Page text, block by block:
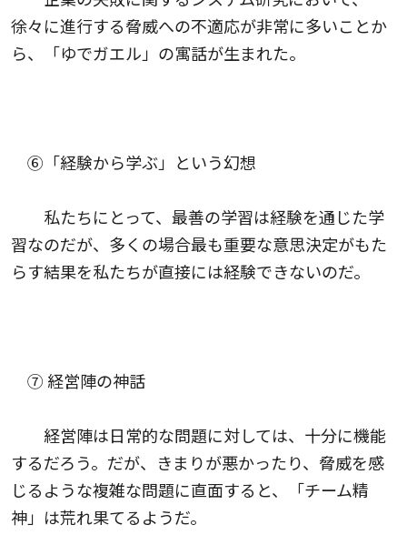
徐々に進行する脅威への不適応が非常に多いことか
ら、「ゆでガエル」の寓話が生まれた。
⑥「経験から学ぶ」という幻想
私たちにとって、最善の学習は経験を通じた学
習なのだが、多くの場合最も重要な意思決定がもた
らす結果を私たちが直接には経験できないのだ。
⑦ 経営陣の神話
経営陣は日常的な問題に対しては、十分に機能
するだろう。だが、きまりが悪かったり、脅威を感
じるような複雑な問題に直面すると、「チーム精
神」は荒れ果てるようだ。